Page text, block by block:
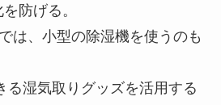
防げる。
は、小型の除湿機を使うのも
湿気取りグッズを活用する